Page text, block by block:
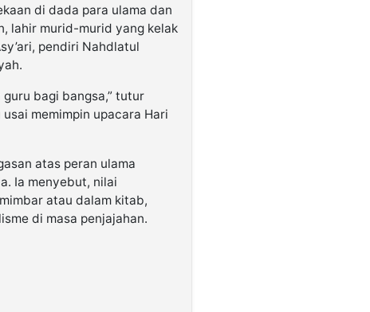
di dada para ulama dan
lahir murid-murid yang kelak
pendiri Nahdlatul
bagi bangsa,” tutur
memimpin upacara Hari
atas peran ulama
Ia menyebut, nilai
atau dalam kitab,
di masa penjajahan.